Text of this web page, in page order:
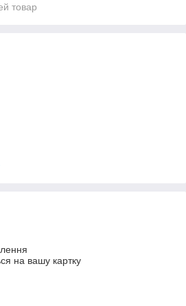
товар
на вашу картку